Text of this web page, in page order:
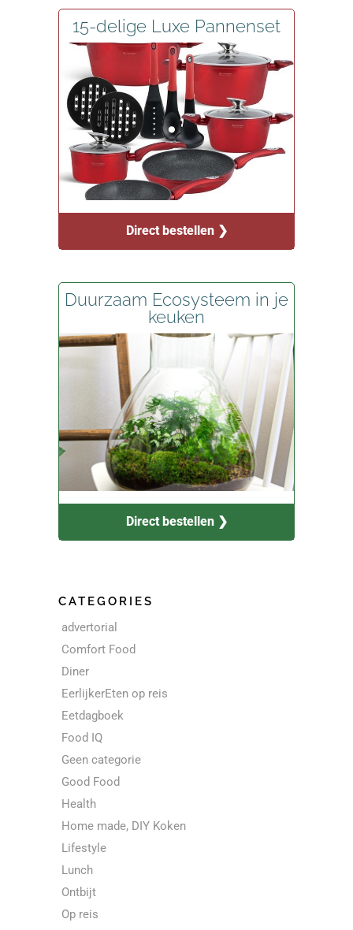
15-delige Luxe Pannenset
Direct bestellen ❯
Duurzaam Ecosysteem in je
keuken
Direct bestellen ❯
CATEGORIES
advertorial
Comfort Food
Diner
EerlijkerEten op reis
Eetdagboek
Food IQ
Geen categorie
Good Food
Health
Home made, DIY Koken
Lifestyle
Lunch
Ontbijt
Op reis